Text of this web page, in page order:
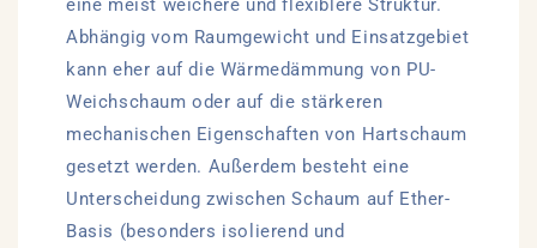
eine meist weichere und flexiblere Struktur.
Abhängig vom Raumgewicht und Einsatzgebiet
kann eher auf die Wärmedämmung von PU-
Weichschaum oder auf die stärkeren
mechanischen Eigenschaften von Hartschaum
gesetzt werden. Außerdem besteht eine
Unterscheidung zwischen Schaum auf Ether-
Basis (besonders isolierend und